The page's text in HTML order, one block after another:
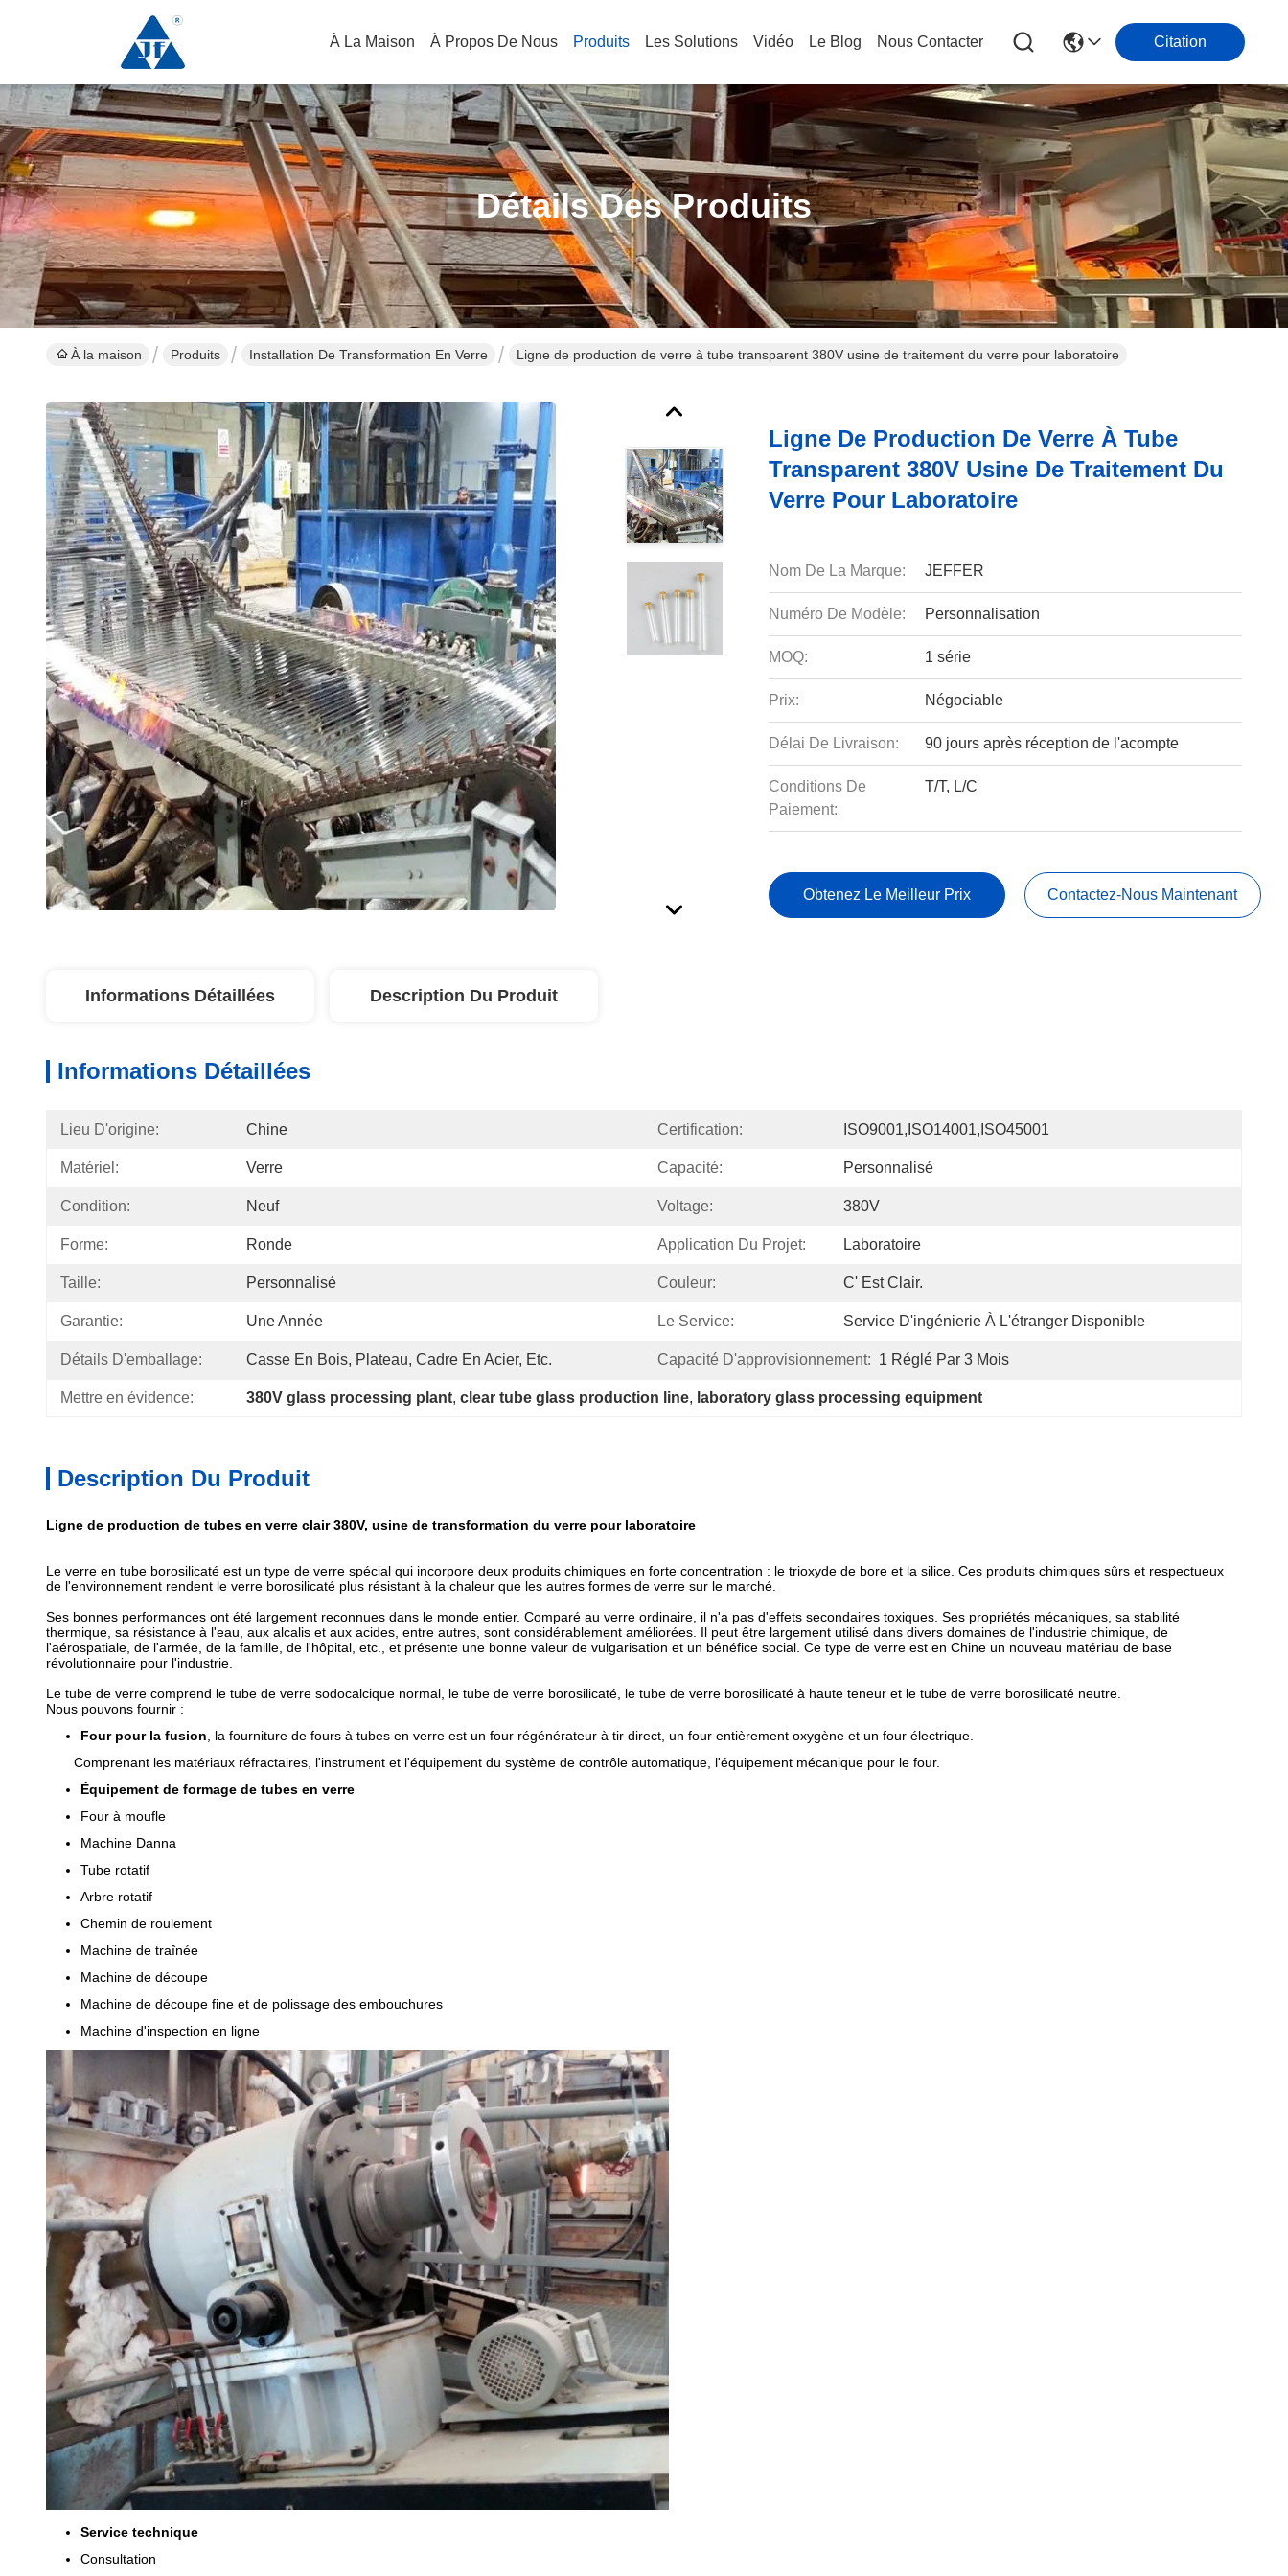
À La Maison À Propos De Nous Produits Les Solutions Vidéo Le Blog Nous Contacter Citation
Détails Des Produits
À la maison Produits Installation De Transformation En Verre Ligne de production de verre à tube transparent 380V usine de traitement du verre pour laboratoire
Ligne De Production De Verre À Tube
Transparent 380V Usine De Traitement Du
Verre Pour Laboratoire
Nom De La Marque: JEFFER
Numéro De Modèle: Personnalisation
MOQ: 1 série
Prix: Négociable
Délai De Livraison: 90 jours après réception de l'acompte
Conditions De
Paiement:
T/T, L/C
Obtenez Le Meilleur Prix Contactez-Nous Maintenant
Informations Détaillées Description Du Produit
Informations Détaillées
Lieu D'origine: Chine Certification: ISO9001,ISO14001,ISO45001
Matériel: Verre Capacité: Personnalisé
Condition: Neuf Voltage: 380V
Forme: Ronde Application Du Projet: Laboratoire
Taille: Personnalisé Couleur: C' Est Clair.
Garantie: Une Année Le Service: Service D'ingénierie À L'étranger Disponible
Détails D'emballage: Casse En Bois, Plateau, Cadre En Acier, Etc. Capacité D'approvisionnement: 1 Réglé Par 3 Mois
Mettre en évidence: 380V glass processing plant, clear tube glass production line, laboratory glass processing equipment
Description Du Produit
Ligne de production de tubes en verre clair 380V, usine de transformation du verre pour laboratoire
Le verre en tube borosilicaté est un type de verre spécial qui incorpore deux produits chimiques en forte concentration : le trioxyde de bore et la silice. Ces produits chimiques sûrs et respectueux
de l'environnement rendent le verre borosilicaté plus résistant à la chaleur que les autres formes de verre sur le marché.
Ses bonnes performances ont été largement reconnues dans le monde entier. Comparé au verre ordinaire, il n'a pas d'effets secondaires toxiques. Ses propriétés mécaniques, sa stabilité
thermique, sa résistance à l'eau, aux alcalis et aux acides, entre autres, sont considérablement améliorées. Il peut être largement utilisé dans divers domaines de l'industrie chimique, de
l'aérospatiale, de l'armée, de la famille, de l'hôpital, etc., et présente une bonne valeur de vulgarisation et un bénéfice social. Ce type de verre est en Chine un nouveau matériau de base
révolutionnaire pour l'industrie.
Le tube de verre comprend le tube de verre sodocalcique normal, le tube de verre borosilicaté, le tube de verre borosilicaté à haute teneur et le tube de verre borosilicaté neutre.
Nous pouvons fournir :
Four pour la fusion , la fourniture de fours à tubes en verre est un four régénérateur à tir direct, un four entièrement oxygène et un four électrique.
Comprenant les matériaux réfractaires, l'instrument et l'équipement du système de contrôle automatique, l'équipement mécanique pour le four.
Équipement de formage de tubes en verre
Four à moufle
Machine Danna
Tube rotatif
Arbre rotatif
Chemin de roulement
Machine de traînée
Machine de découpe
Machine de découpe fine et de polissage des embouchures
Machine d'inspection en ligne
Service technique
Consultation